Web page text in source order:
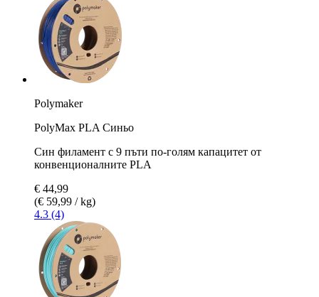
Polymaker
PolyMax PLA Синьо
Син филамент с 9 пъти по-голям капацитет от
конвенционалните PLA
€ 44,99
(€ 59,99 / kg)
4.3 (4)